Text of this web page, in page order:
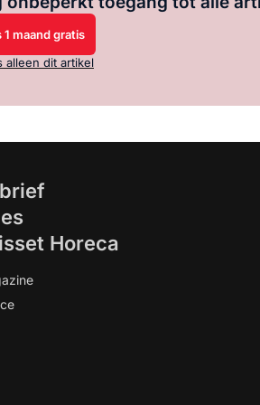
1 maand gratis
alleen dit artikel
Horeca